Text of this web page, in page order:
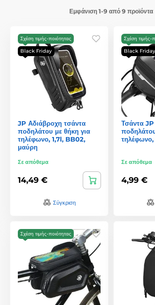
Εμφάνιση 1-9 από 9 προϊόντα
Σχέση τιμής-ποιότητας
Black Friday
JP Αδιάβροχη τσάντα
ποδηλάτου με θήκη για
τηλέφωνο, 1,7l, BB02,
μαύρη
Σε απόθεμα
14,49 €
Σύγκριση
Σχέση τιμής-
Black Friday
Τσάντα JP
Σε απόθεμα
4,99 €
Σχέση τιμής-ποιότητας